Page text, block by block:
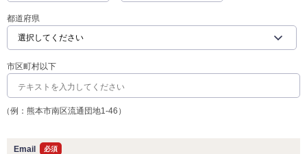
都道府県
市区町村以下
（例：熊本市南区流通団地1-46）
Email 必須